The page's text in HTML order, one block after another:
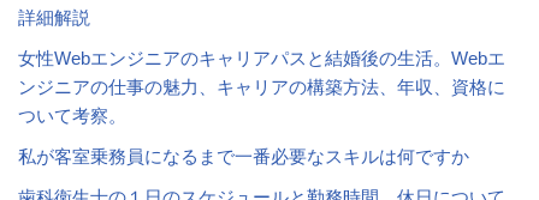
詳細解説
女性Webエンジニアのキャリアパスと結婚後の生活。Webエ
ンジニアの仕事の魅力、キャリアの構築方法、年収、資格に
ついて考察。
私が客室乗務員になるまで一番必要なスキルは何ですか